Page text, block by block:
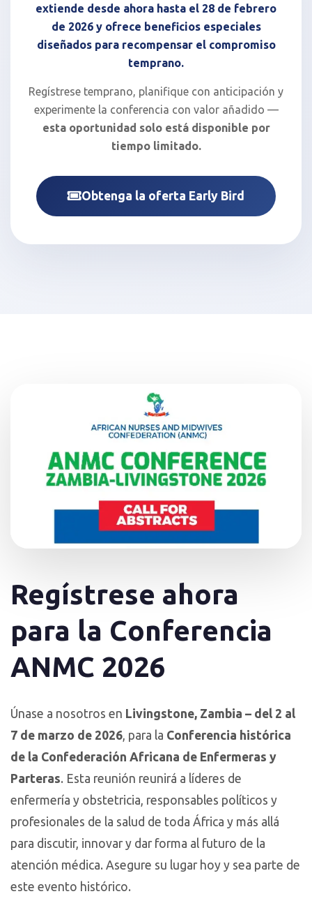
extiende desde ahora hasta el 28 de febrero
de 2026y ofrece beneficios especiales
diseñados para recompensar el compromiso
temprano.
Regístrese temprano, planifique con anticipación y
experimente la conferencia con valor añadido —
esta oportunidad solo está disponible por
tiempo limitado.
Obtenga la oferta Early Bird
Regístrese ahora
para la Conferencia
ANMC 2026
Únase a nosotros en Livingstone, Zambia – del 2 al
7 de marzo de 2026 , para la Conferencia histórica
de la Confederación Africana de Enfermeras y
Parteras. Esta reunión reunirá a líderes de
enfermería y obstetricia, responsables políticos y
profesionales de la salud de toda África y más allá
para discutir, innovar y dar forma al futuro de la
atención médica. Asegure su lugar hoy y sea parte de
este evento histórico.